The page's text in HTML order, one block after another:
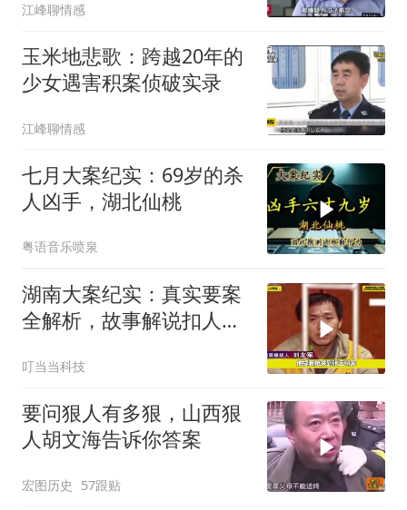
江峰聊情感
玉米地悲歌：跨越20年的
少女遇害积案侦破实录
江峰聊情感
七月大案纪实：69岁的杀
人凶手，湖北仙桃
粤语音乐喷泉
湖南大案纪实：真实要案
全解析，故事解说扣人心
叮当当科技
要问狠人有多狠，山西狠
人胡文海告诉你答案
宏图历史 57跟贴